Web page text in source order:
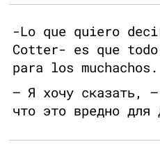
-Lo que quiero
Cotter- es que todo
para los muchachos.
— Я хочу сказать,
что это вредно для